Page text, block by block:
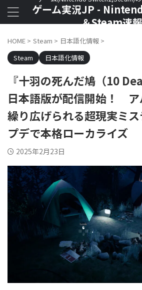
ゲーム実況JP -
＆Steam速報
HOME > Steam > 日本語化情報 >
Steam
日本語化情報
『十羽の死んだ鳩（10
日本語版が配信開始！ ア
繰り広げられる超現実ミ
プデで本格ローカライズ
2025年2月23日